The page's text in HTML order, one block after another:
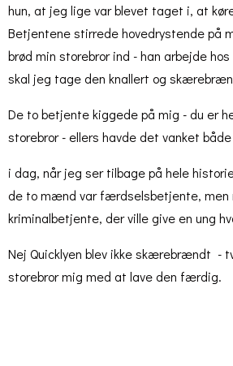
hun, at jeg lige var blevet taget i, at
Betjentene stirrede hovedrystende på
brød min storebror ind - han arbejde
skal jeg tage den knallert og
De to betjente kiggede på mig - du er
storebror - ellers havde det vanket
i dag, når jeg ser tilbage på hele
de to mænd var færdselsbetjente, men
kriminalbetjente, der ville give en ung
Nej Quicklyen blev ikke skærebrændt -
storebror mig med at lave den færdig.